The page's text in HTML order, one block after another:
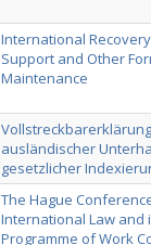
International
Support and Other
Maintenance
Vollstreckbarerklärung
ausländischer
gesetzlicher
The Hague
International Law and
Programme of Work